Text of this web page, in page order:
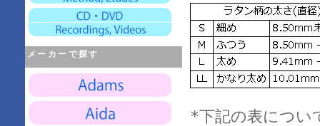
メーカーで探す
*下記の表につい